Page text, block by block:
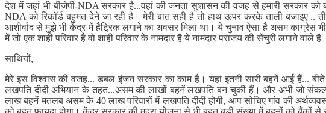
देश में जहां भी बीजेपी-NDA सरकार है...वहां की जनता सुशासन की वजह से हमारी सरकार को
NDA को रिकॉर्ड बहुमत देने जा रही है। मेरी बात सही है तो हाथ ऊपर करके ताली
आशीर्वाद से मुझे भी केंद्र में हैट्रिक लगाने का अवसर मिला था। ये चुनाव ऐसा है असम कांग्रेस
में जो एक शाही परिवार है वो शाही परिवार के नामदार है ये नामदार पराजय की सेंचुरी लगाने वाले हैं
साथियों,
मेरे इस विश्वास की वजह... डबल इंजन सरकार का काम है। यहां इतनी सारी बहनें आई हैं... बीते
लखपति दीदी अभियान के तहत...असम की लाखों बहनें लखपति बन चुकी हैं। और अभी जो
लाख बहनें मतलब असम के 40 लाख परिवारों में लखपति दीदी होगी, आप सोचिए गांव की